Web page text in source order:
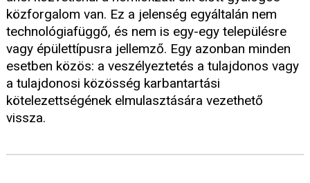
közforgalom van. Ez a jelenség egyáltalán nem
technológiafüggő, és nem is egy-egy településre
vagy épülettípusra jellemző. Egy azonban minden
esetben közös: a veszélyeztetés a tulajdonos vagy
a tulajdonosi közösség karbantartási
kötelezettségének elmulasztására vezethető
vissza.